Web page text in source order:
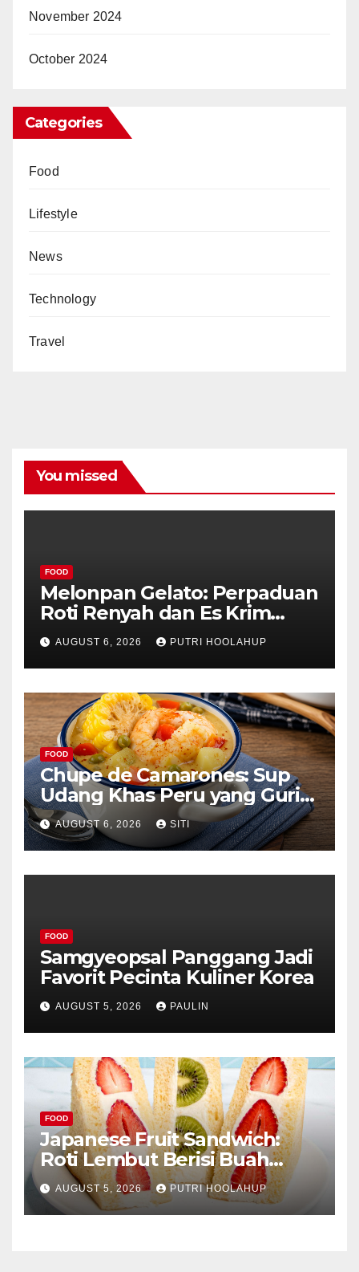
November 2024
October 2024
Categories
Food
Lifestyle
News
Technology
Travel
You missed
FOOD
Melonpan Gelato: Perpaduan
Roti Renyah dan Es Krim
Lembut yang Menggoda
AUGUST 6, 2026 PUTRI HOOLAHUP
FOOD
Chupe de Camarones: Sup
Udang Khas Peru yang Gurih
Lezat
AUGUST 6, 2026 SITI
FOOD
Samgyeopsal Panggang Jadi
Favorit Pecinta Kuliner Korea
AUGUST 5, 2026 PAULIN
FOOD
Japanese Fruit Sandwich:
Roti Lembut Berisi Buah
Segar yang Memikat Selera
AUGUST 5, 2026 PUTRI HOOLAHUP